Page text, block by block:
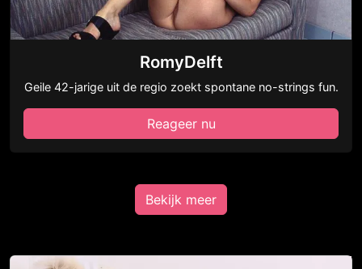
RomyDelft
Geile 42-jarige uit de regio zoekt spontane no-strings fun.
Reageer nu
Bekijk meer